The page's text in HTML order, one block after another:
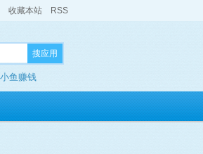
收藏本站 RSS
搜应用
小鱼赚钱